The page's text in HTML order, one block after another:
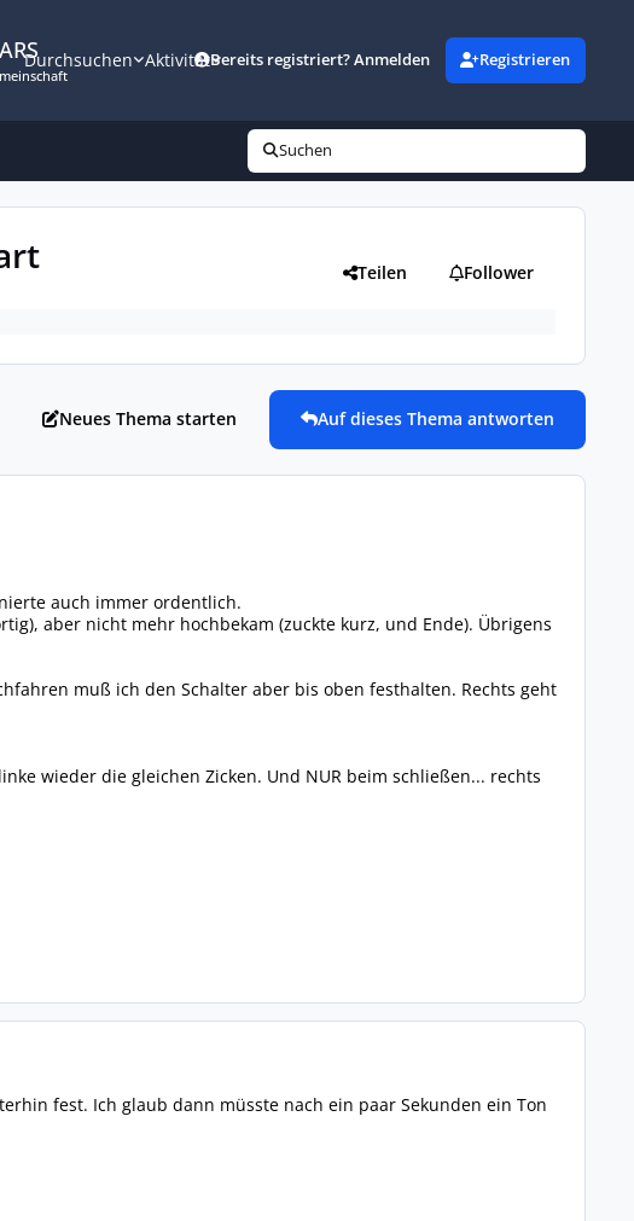
Durchsuchen AktivitätBereits registriert? Anmelden Registrieren
Suchen
Teilen Follower
Neues Thema starten Auf dieses Thema antworten
auch immer ordentlich.
aber nicht mehr hochbekam (zuckte kurz, und Ende). Übrigens
muß ich den Schalter aber bis oben festhalten. Rechts geht
wieder die gleichen Zicken. Und NUR beim schließen... rechts
fest. Ich glaub dann müsste nach ein paar Sekunden ein Ton